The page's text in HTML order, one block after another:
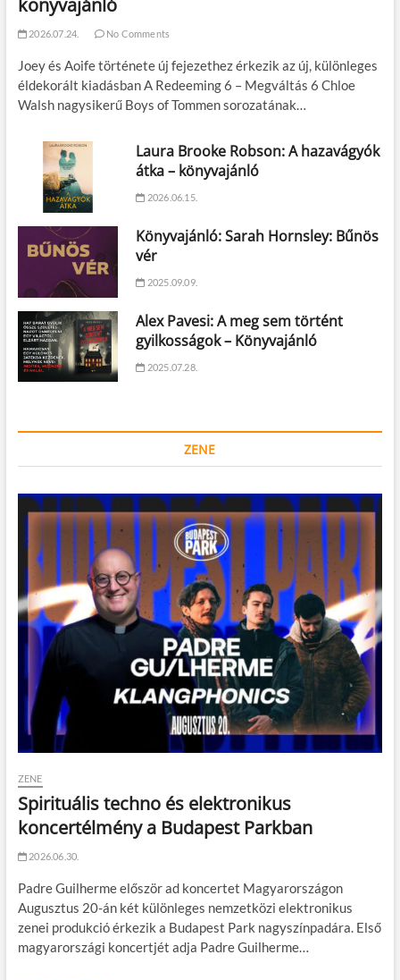
könyvajánló
2026.07.24. No Comments
Joey és Aoife története új fejezethez érkezik az új, különleges
éldekorált kiadásban A Redeeming 6 – Megváltás 6 Chloe
Walsh nagysikerű Boys of Tommen sorozatának…
Laura Brooke Robson: A hazavágyók
átka – könyvajánló
2026.06.15.
Könyvajánló: Sarah Hornsley: Bűnös
vér
2025.09.09.
Alex Pavesi: A meg sem történt
gyilkosságok – Könyvajánló
2025.07.28.
ZENE
ZENE
Spirituális techno és elektronikus
koncertélmény a Budapest Parkban
2026.06.30.
Padre Guilherme először ad koncertet Magyarországon
Augusztus 20-án két különleges nemzetközi elektronikus
zenei produkció érkezik a Budapest Park nagyszínpadára. Első
magyarországi koncertjét adja Padre Guilherme…